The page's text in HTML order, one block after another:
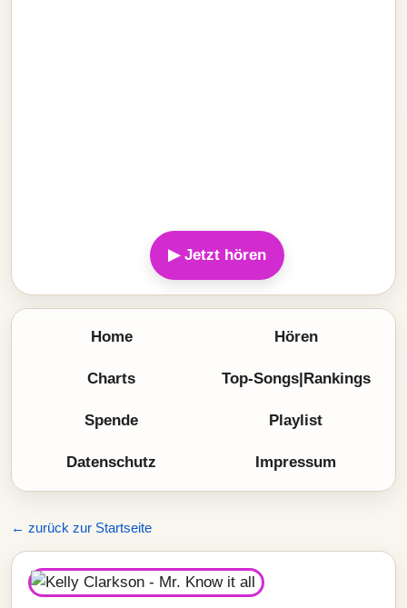
▶ Jetzt hören
Home Hören
Charts Top-Songs|Rankings
Spende Playlist
Datenschutz Impressum
← zurück zur Startseite